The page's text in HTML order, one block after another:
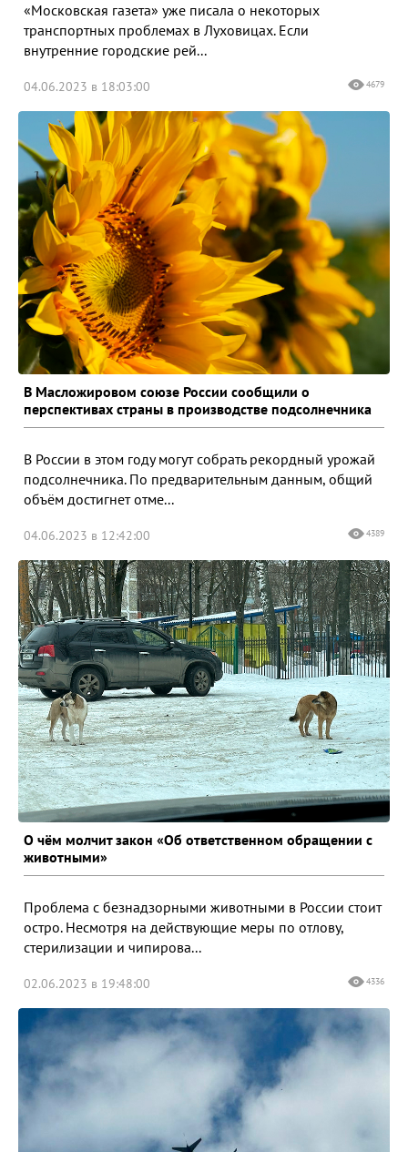
«Московская газета» уже писала о некоторых
транспортных проблемах в Луховицах. Если
внутренние городские рей...
04.06.2023 в 18:03:00 4679
В Масложировом союзе России сообщили о
перспективах страны в производстве подсолнечника
В России в этом году могут собрать рекордный урожай
подсолнечника. По предварительным данным, общий
объём достигнет отме...
04.06.2023 в 12:42:00 4389
О чём молчит закон «Об ответственном обращении с
животными»
Проблема с безнадзорными животными в России стоит
остро. Несмотря на действующие меры по отлову,
стерилизации и чипирова...
02.06.2023 в 19:48:00 4336